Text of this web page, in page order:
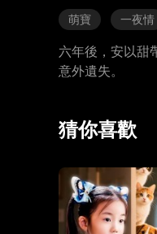
萌寶 一夜情
六年後，安以甜
意外遺失。
猜你喜歡